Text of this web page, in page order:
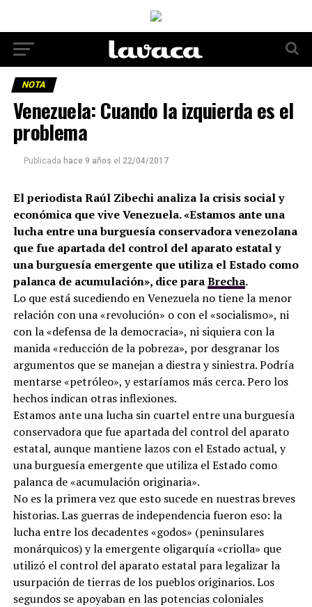
NOTA
Venezuela: Cuando la izquierda es el
problema
Publicada hace 9 años el 22/04/2017
El periodista Raúl Zibechi analiza la crisis social y
económica que vive Venezuela. «Estamos ante una
lucha entre una burguesía conservadora venezolana
que fue apartada del control del aparato estatal y
una burguesía emergente que utiliza el Estado como
palanca de acumulación», dice paraBrecha.
Lo que está sucediendo en Venezuela no tiene la menor
relación con una «revolución» o con el «socialismo», ni
con la «defensa de la democracia», ni siquiera con la
manida «reducción de la pobreza», por desgranar los
argumentos que se manejan a diestra y siniestra. Podría
mentarse «petróleo», y estaríamos más cerca. Pero los
hechos indican otras inflexiones.
Estamos ante una lucha sin cuartel entre una burguesía
conservadora que fue apartada del control del aparato
estatal, aunque mantiene lazos con el Estado actual, y
una burguesía emergente que utiliza el Estado como
palanca de «acumulación originaria».
No es la primera vez que esto sucede en nuestras breves
historias. Las guerras de independencia fueron eso: la
lucha entre los decadentes «godos» (peninsulares
monárquicos) y la emergente oligarquía «criolla» que
utilizó el control del aparato estatal para legalizar la
usurpación de tierras de los pueblos originarios. Los
segundos se apoyaban en las potencias coloniales